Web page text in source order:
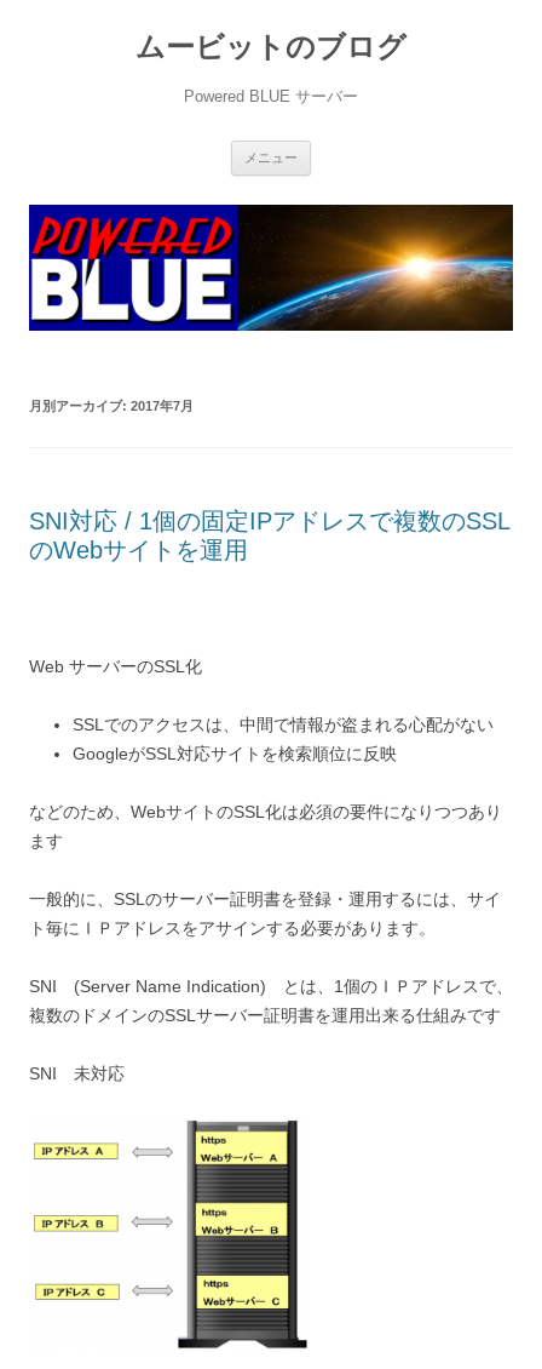
ムービットのブログ
Powered BLUE サーバー
メニュー
ツ
ッ
プ
月別アーカイブ: 2017年7月
SNI対応 / 1個の固定IPアドレスで複数のSSL
のWebサイトを運用
Web サーバーのSSL化
SSLでのアクセスは、中間で情報が盗まれる心配がない
GoogleがSSL対応サイトを検索順位に反映
などのため、WebサイトのSSL化は必須の要件になりつつあり
ます
一般的に、SSLのサーバー証明書を登録・運用するには、サイ
ト毎にＩＰアドレスをアサインする必要があります。
SNI (Server Name Indication) とは、1個のＩＰアドレスで、
複数のドメインのSSLサーバー証明書を運用出来る仕組みです
SNI 未対応